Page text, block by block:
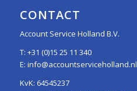
CONTACT
Account Service Holland B.V.
T: +31 (0)15 25 11 340
E: info@accountserviceholland.nl
KvK: 64545237